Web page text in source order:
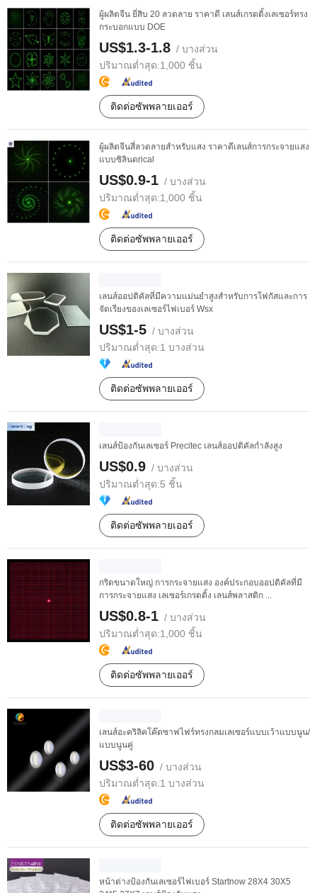
ผู้ผลิตจีน ยี่สิบ 20 ลวดลาย ราคาดี เลนส์เกรตติ้งเลเซอร์ทรง
กระบอกแบบ DOE
US$1.3-1.8 / บางส่วน
ปริมาณต่ำสุด:1,000 ชิ้น
ติดต่อซัพพลายเออร์
ผู้ผลิตจีนสี่ลวดลายสำหรับแสง ราคาดีเลนส์การกระจายแสง
แบบซิลินดrical
US$0.9-1 / บางส่วน
ปริมาณต่ำสุด:1,000 ชิ้น
ติดต่อซัพพลายเออร์
เลนส์ออปติคัลที่มีความแม่นยำสูงสำหรับการโฟกัสและการ
จัดเรียงของเลเซอร์ไฟเบอร์ Wsx
US$1-5 / บางส่วน
ปริมาณต่ำสุด:1 บางส่วน
ติดต่อซัพพลายเออร์
เลนส์ป้องกันเลเซอร์ Precitec เลนส์ออปติคัลกำลังสูง
US$0.9 / บางส่วน
ปริมาณต่ำสุด:5 ชิ้น
ติดต่อซัพพลายเออร์
กริดขนาดใหญ่ การกระจายแสง องค์ประกอบออปติคัลที่มี
การกระจายแสง เลเซอร์เกรตติ้ง เลนส์พลาสติก ...
US$0.8-1 / บางส่วน
ปริมาณต่ำสุด:1,000 ชิ้น
ติดต่อซัพพลายเออร์
เลนส์อะคริลิคโค๊ตซาฟไฟร์ทรงกลมเลเซอร์แบบเว้าแบบนูน/
แบบนูนคู่
US$3-60 / บางส่วน
ปริมาณต่ำสุด:1 บางส่วน
ติดต่อซัพพลายเออร์
หน้าต่างป้องกันเลเซอร์ไฟเบอร์ Startnow 28X4 30X5